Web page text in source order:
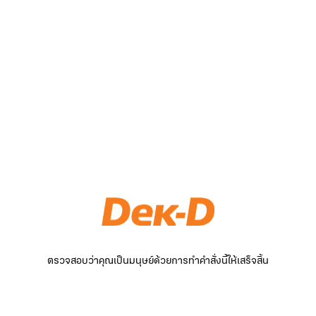
ตรวจสอบว่าคุณเป็นมนุษย์ด้วยการทำคำสั่งนี้ให้เสร็จสิ้น